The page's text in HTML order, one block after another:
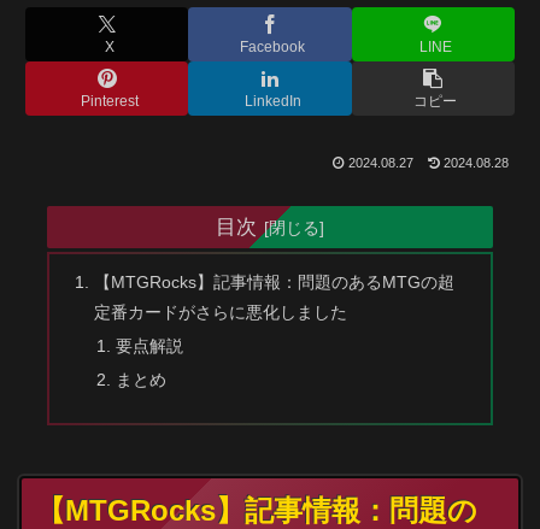
X Facebook LINE
Pinterest LinkedIn コピー
2024.08.27 2024.08.28
目次
【MTGRocks】記事情報：問題のあるMTGの超
定番カードがさらに悪化しました
要点解説
まとめ
【MTGRocks】記事情報：問題の